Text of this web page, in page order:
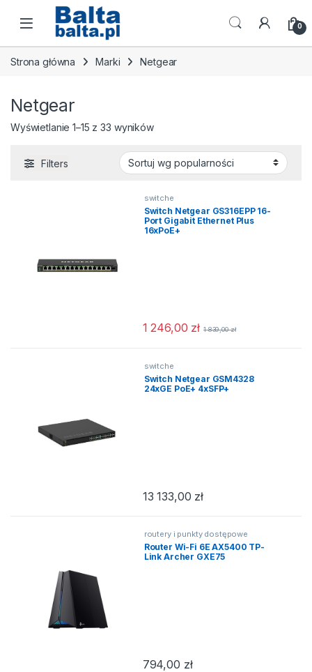
Skip to navigation
Skip to content
Open 0
Strona główna Marki Netgear
Netgear
Wyświetlanie 1–15 z 33 wynikówPosortowane według popularności
Filters
switche
Switch Netgear GS316EPP 16-
Port Gigabit Ethernet Plus
16xPoE+
1 246,00 zł 1 839,00zł
switche
Switch Netgear GSM4328
24xGE PoE+ 4xSFP+
13 133,00 zł
routery i punkty dostępowe
Router Wi-Fi 6E AX5400 TP-
Link Archer GXE75
794,00 zł